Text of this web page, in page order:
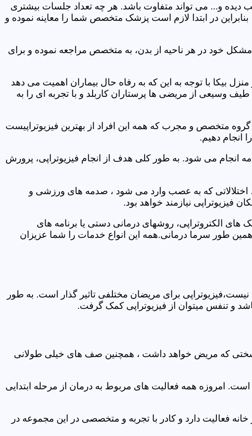
دیده و... می تواند متفاوت باشد. هر چه تعداد جلسات بیشتری
در ابتدا لازم است پزشک متخصص شما را معاینه نموده و
مشکل خود در هر ناحیه از بدن، به متخصص مراجعه نموده و برای
بیکا با توجه به این که به رفاه حال بیماران اهمیت می دهد
وسیعی از مریضی ها پرستاران کاربلد و با تجربه ای را به
گروه متخصص و مجرب که همه این افراد از بهترین فیزیوتراپیست
انجام دهیم.
انجام می شود. به طور کلی هدف از انجام فیزیوتراپی، پرورش
که به عصب وارد می شود ، صدمه های ورزشی و
فیزیوتراپی نیازمند خواهد بود.
های الکتروتراپی، روشهای درمانی دستی یا برنامه های
طور سرما درمانی.همه این انواع خدمات را شما عزیزان
برای مریضان مختلفی تاثیر گذار است. به طور
و تنفس میتوان از فیزیوتراپی کمک گرفت.
سختی که مریض خواهد داشت ، همچنین صف های خیلی طولانی
امروزه همه فعالیت های مربوط به درمان از مرحله ابتدایی
فعالیت دارد و کادر با تجربه و متخصصی در این مجموعه در